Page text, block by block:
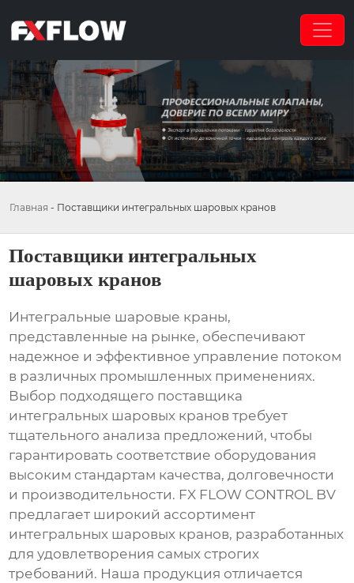
Главная - Поставщики интегральных шаровых кранов
Поставщики интегральных
шаровых кранов
Интегральные шаровые краны,
представленные на рынке, обеспечивают
надежное и эффективное управление потоком
в различных промышленных применениях.
Выбор подходящего поставщика
интегральных шаровых кранов требует
тщательного анализа предложений, чтобы
гарантировать соответствие оборудования
высоким стандартам качества, долговечности
и производительности. FX FLOW CONTROL BV
предлагает широкий ассортимент
интегральных шаровых кранов, разработанных
для удовлетворения самых строгих
требований. Наша продукция отличается